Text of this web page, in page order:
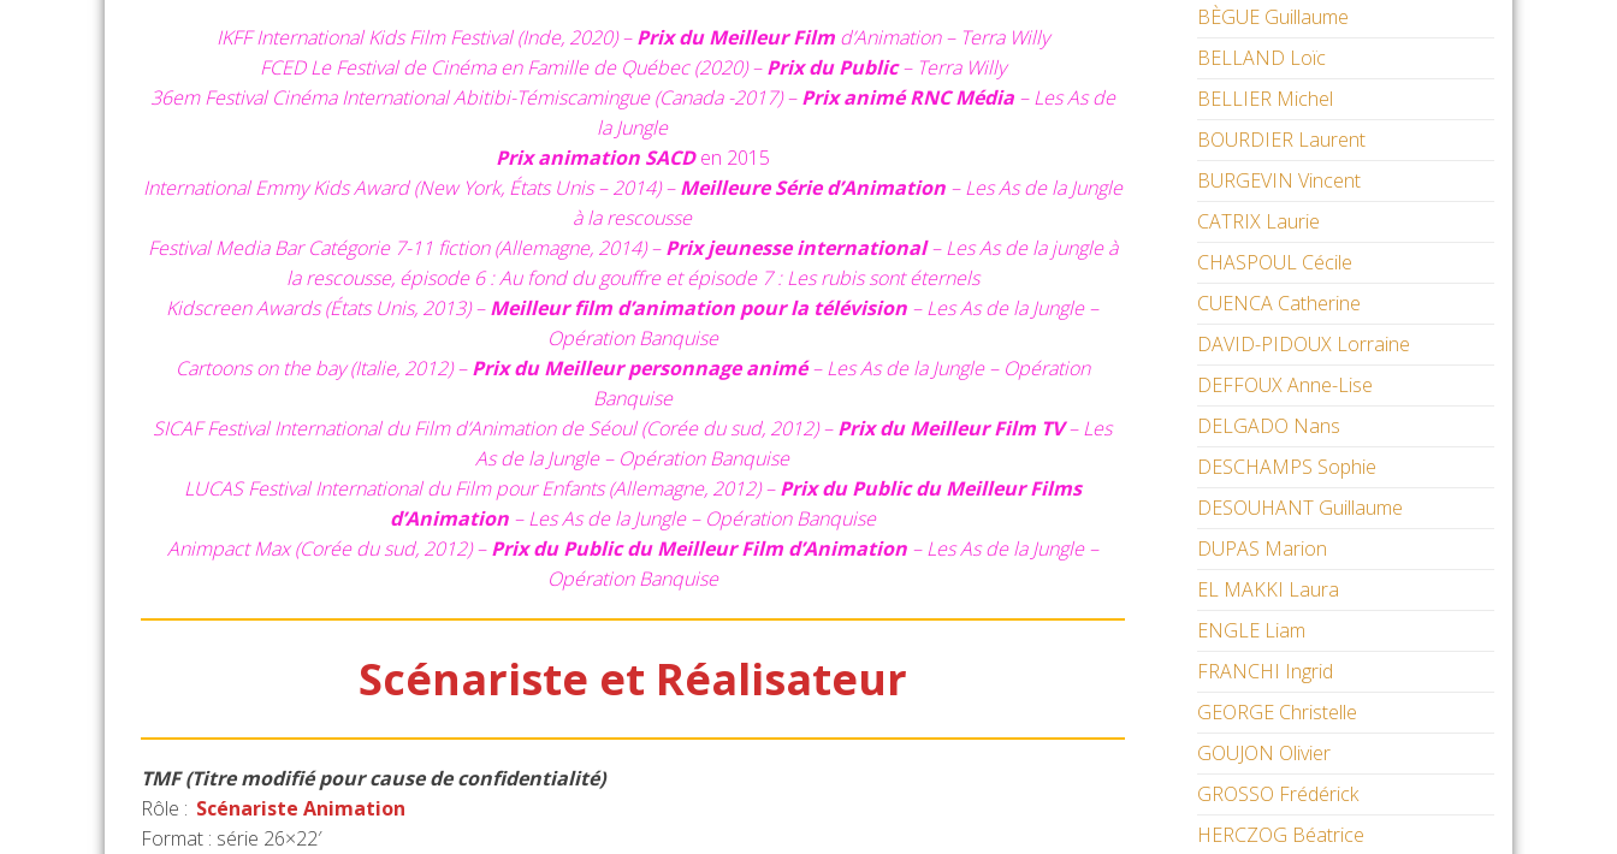
IKFF International Kids Film Festival (Inde, 2020) –Prix du Meilleur Filmd’Animation – Terra Willy
FCED Le Festival de Cinéma en Famille de Québec (2020) –Prix du Public– Terra Willy
36em Festival Cinéma International Abitibi-Témiscamingue (Canada -2017) –Prix animé RNC Média– Les As de
la Jungle
Prix animation SACDen 2015
International Emmy Kids Award (New York, États Unis – 2014) –Meilleure Série d’Animation– Les As de la Jungle
à la rescousse
Festival Media Bar Catégorie 7-11 fiction (Allemagne, 2014) –Prix jeunesse international– Les As de la jungle à
la rescousse, épisode 6 : Au fond du gouffre et épisode 7 : Les rubis sont éternels
Kidscreen Awards (États Unis, 2013) –Meilleur film d’animation pour la télévision – Les As de la Jungle –
Opération Banquise
Cartoons on the bay (Italie, 2012) –Prix du Meilleur personnage animé– Les As de la Jungle – Opération
Banquise
SICAF Festival International du Film d’Animation de Séoul (Corée du sud, 2012) –Prix du Meilleur Film TV– Les
As de la Jungle – Opération Banquise
LUCAS Festival International du Film pour Enfants (Allemagne, 2012) –Prix du Public du Meilleur Films
d’Animation– Les As de la Jungle – Opération Banquise
Animpact Max (Corée du sud, 2012) –Prix du Public du Meilleur Film d’Animation– Les As de la Jungle –
Opération Banquise
Scénariste et Réalisateur
TMF (Titre modifié pour cause de confidentialité)
Rôle : Scénariste Animation
Format : série 26×22′
BÈGUE Guillaume
BELLAND Loïc
BELLIER Michel
BOURDIER Laurent
BURGEVIN Vincent
CATRIX Laurie
CHASPOUL Cécile
CUENCA Catherine
DAVID-PIDOUX Lorraine
DEFFOUX Anne-Lise
DELGADO Nans
DESCHAMPS Sophie
DESOUHANT Guillaume
DUPAS Marion
EL MAKKI Laura
ENGLE Liam
FRANCHI Ingrid
GEORGE Christelle
GOUJON Olivier
GROSSO Frédérick
HERCZOG Béatrice